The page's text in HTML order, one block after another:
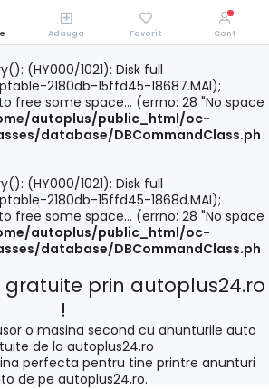
(HY000/1021): Disk full
2180db-15ffd45-18687.MAI);
free some space... (errno: 28 "No space
autoplus/public_html/oc-
database/DBCommandClass.ph
(HY000/1021): Disk full
2180db-15ffd45-1868d.MAI);
free some space... (errno: 28 "No space
autoplus/public_html/oc-
database/DBCommandClass.ph
prin autoplus24.ro
!
o masina second cu anunturile auto
de la autoplus24.ro
perfecta pentru tine printre anunturi
de pe autoplus24.ro.
Adauga Favorit Cont